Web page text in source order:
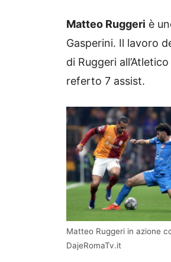
Matteo Ruggeri è
Gasperini. Il lavoro
di Ruggeri
referto 7 assist.
Matteo Ruggeri in azione
DajeRomaTv.it